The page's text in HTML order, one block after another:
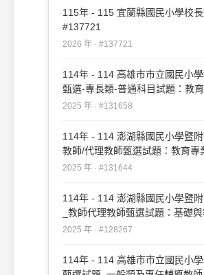
115年 - 115 宜蘭縣國民小學校
#137721
2026 年 · #137721
114年 - 114 高雄市市立國民小
甄選-專長類-普通科目試題：教
#131658
2025 年 · #131658
114年 - 114 澎湖縣國民小學暨
教師/代理教師甄選試題：教育專
#131644
2025 年 · #131644
114年 - 114 澎湖縣國民小學暨
_教師代理教師甄選試題：基礎與
測驗#128267
2025 年 · #128267
114年 - 114 高雄市市立國民小